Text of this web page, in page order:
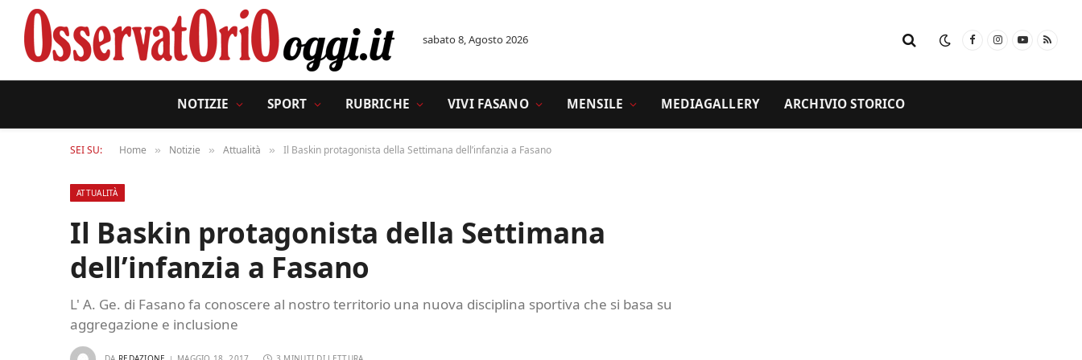
sabato 8, Agosto 2026 FacebookInstagram
YouTube
RSS
NOTIZIE SPORT RUBRICHE VIVI FASANO MENSILE MEDIAGALLERY ARCHIVIO STORICO
SEI SU: Home » Notizie » Attualità » Il Baskin protagonista della Settimana dell’infanzia a Fasano
ATTUALITÀ
Il Baskin protagonista della Settimana
dell’infanzia a Fasano
L' A. Ge. di Fasano fa conoscere al nostro territorio una nuova disciplina sportiva che si basa su
aggregazione e inclusione